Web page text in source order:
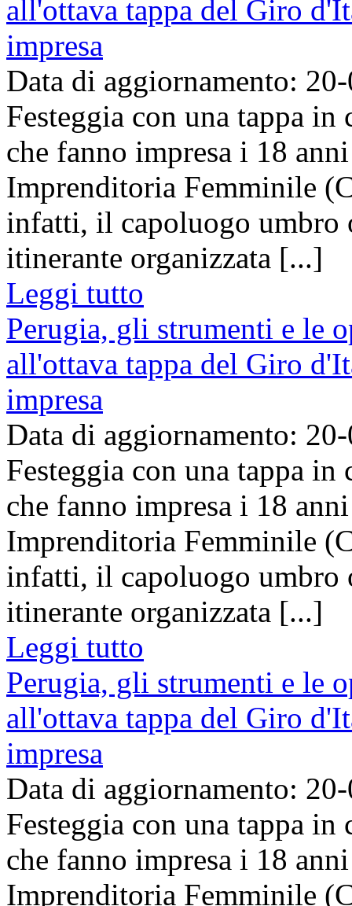
all'ottava tappa del Giro
impresa
Data di aggiornamento:
Festeggia con una tappa
che fanno impresa i 18
Imprenditoria Femminile
infatti, il capoluogo umbro
itinerante organizzata [...]
Leggi tutto
Perugia, gli strumenti e le
all'ottava tappa del Giro
impresa
Data di aggiornamento:
Festeggia con una tappa
che fanno impresa i 18
Imprenditoria Femminile
infatti, il capoluogo umbro
itinerante organizzata [...]
Leggi tutto
Perugia, gli strumenti e le
all'ottava tappa del Giro
impresa
Data di aggiornamento:
Festeggia con una tappa
che fanno impresa i 18
Imprenditoria Femminile